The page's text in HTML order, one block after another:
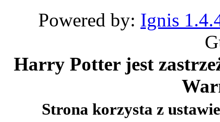
Powered by: Ignis
Harry Potter jest
Strona korzysta z